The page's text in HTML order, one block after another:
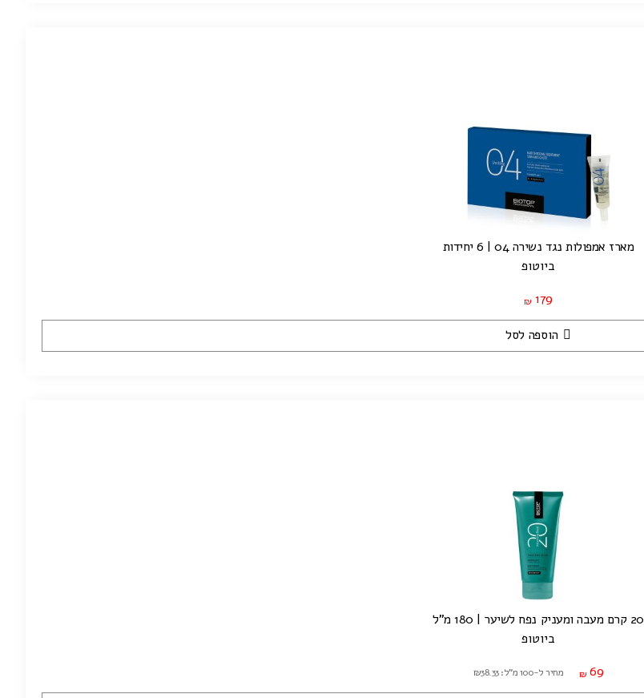
מארז אמפולות נגד נשירה 04 | 6 יחידות
ביוטופ
₪ 179
הוספה לסל
20 קרם מעבה ומעניק נפח לשיער | 180 מ"ל
ביוטופ
₪ 69 מחיר ל-100 מ"ל: ₪38.33